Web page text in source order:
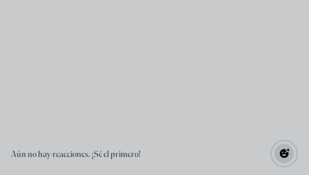
Aún no hay reacciones. ¡Sé el primero!